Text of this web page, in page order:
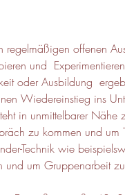
regelmäßigen offenen
und
oder Ausbildung
Wiedereinstieg ins
in unmittelbarer
zu kommen und um
Technik wie
und um Gruppenarbeit